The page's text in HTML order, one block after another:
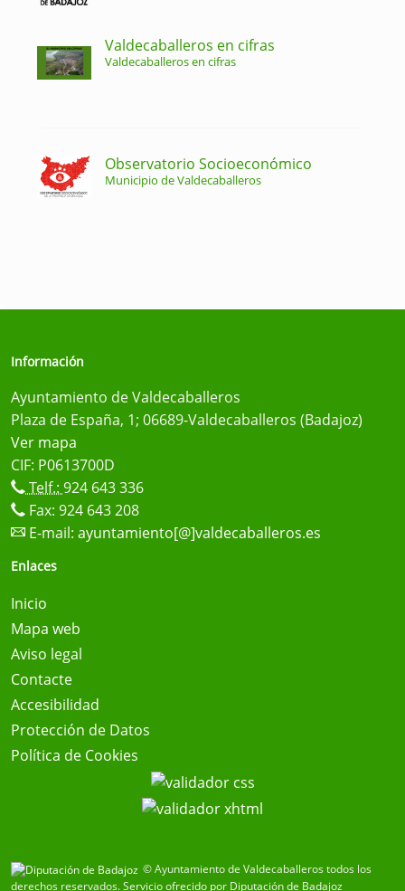
Valdecaballeros en cifras
Valdecaballeros en cifras
Observatorio Socioeconómico
Municipio de Valdecaballeros
Información
Ayuntamiento de Valdecaballeros
Plaza de España, 1; 06689-Valdecaballeros (Badajoz)
Ver mapa
CIF: P0613700D
Telf.: 924 643 336
Fax: 924 643 208
E-mail: ayuntamiento[@]valdecaballeros.es
Enlaces
Inicio
Mapa web
Aviso legal
Contacte
Accesibilidad
Protección de Datos
Política de Cookies
© Ayuntamiento de Valdecaballeros todos los
derechos reservados.Servicio ofrecido por Diputación de Badajoz